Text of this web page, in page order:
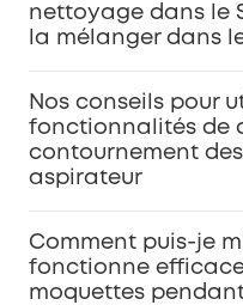
nettoyage dans le
la mélanger dans
Nos conseils pour
fonctionnalités de
contournement
aspirateur
Comment puis-je
fonctionne
moquettes